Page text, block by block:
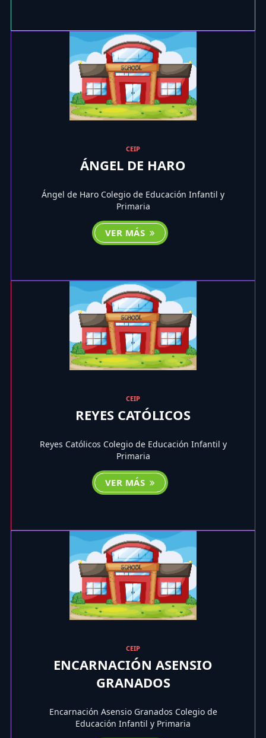
CEIP
ÁNGEL DE HARO
Ángel de Haro Colegio de Educación Infantil y
Primaria
VER MÁS
CEIP
REYES CATÓLICOS
Reyes Católicos Colegio de Educación Infantil y
Primaria
VER MÁS
CEIP
ENCARNACIÓN ASENSIO
GRANADOS
Encarnación Asensio Granados Colegio de
Educación Infantil y Primaria